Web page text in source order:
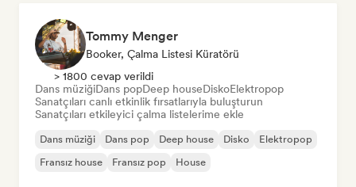
Tommy Menger
Booker, Çalma Listesi Küratörü
> 1800 cevap verildi
Dans müziğiDans popDeep houseDiskoElektropop
Sanatçıları canlı etkinlik fırsatlarıyla buluşturun
Sanatçıları etkileyici çalma listelerime ekle
Dans müziği Dans pop Deep house Disko
Elektropop
Fransız house
Fransız pop House